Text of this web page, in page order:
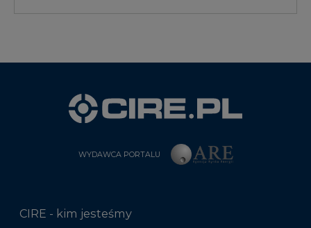
WYDAWCA PORTALU
CIRE - kim jesteśmy